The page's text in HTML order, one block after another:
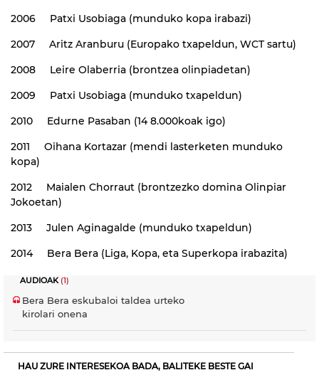
2006 Patxi Usobiaga (munduko kopa irabazi)
2007 Aritz Aranburu (Europako txapeldun, WCT sartu)
2008 Leire Olaberria (brontzea olinpiadetan)
2009 Patxi Usobiaga (munduko txapeldun)
2010 Edurne Pasaban (14 8.000koak igo)
2011 Oihana Kortazar (mendi lasterketen munduko
kopa)
2012 Maialen Chorraut (brontzezko domina Olinpiar
Jokoetan)
2013 Julen Aginagalde (munduko txapeldun)
2014 Bera Bera (Liga, Kopa, eta Superkopa irabazita)
AUDIOAK(1)
Bera Bera eskubaloi taldea urteko
kirolari onena
HAU ZURE INTERESEKOA BADA, BALITEKE BESTE GAI